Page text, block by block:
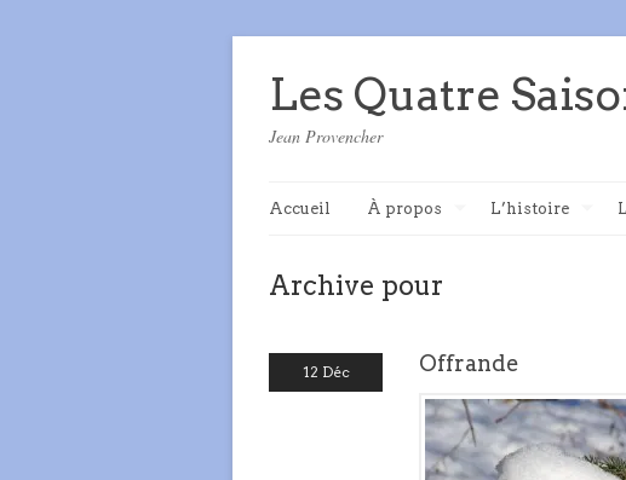
Les Quatre
Jean Provencher
Accueil À propos L’histoire
Archive pour
12 Déc Offrande